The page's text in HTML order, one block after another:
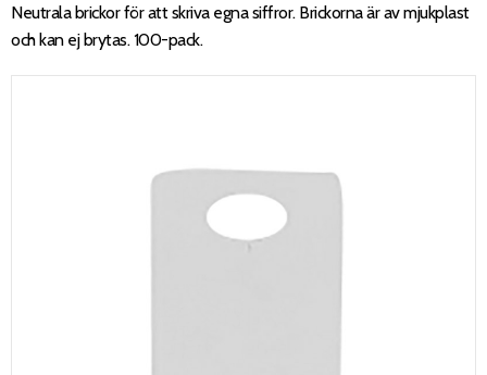
Neutrala brickor för att skriva egna siffror. Brickorna är av mjukplast
och kan ej brytas. 100-pack.